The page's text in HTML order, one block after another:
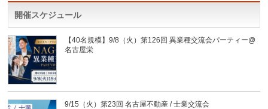
開催スケジュール
【40名規模】9/8（火）第126回 異業種交流会パーティー@
名古屋栄
9/15（火）第23回 名古屋不動産 / 士業交流会